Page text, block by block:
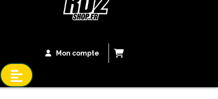
Mon compte